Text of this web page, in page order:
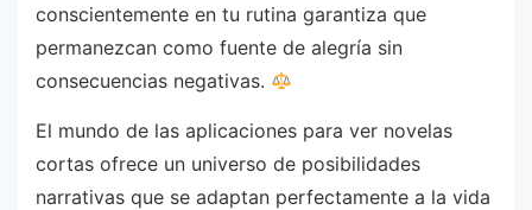
conscientemente en tu rutina garantiza que
permanezcan como fuente de alegría sin
consecuencias negativas.
El mundo de las aplicaciones para ver novelas
cortas ofrece un universo de posibilidades
narrativas que se adaptan perfectamente a la vida